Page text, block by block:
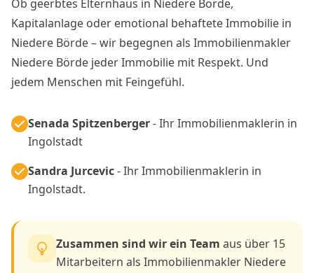
Ob geerbtes Elternhaus in Niedere Börde,
Kapitalanlage oder emotional behaftete Immobilie in
Niedere Börde – wir begegnen als Immobilienmakler
Niedere Börde jeder Immobilie mit Respekt. Und
jedem Menschen mit Feingefühl.
Senada Spitzenberger- Ihr Immobilienmaklerin in
Ingolstadt
Sandra Jurcevic- Ihr Immobilienmaklerin in
Ingolstadt.
Zusammen sind wir ein Team aus über 15
Mitarbeitern als Immobilienmakler Niedere